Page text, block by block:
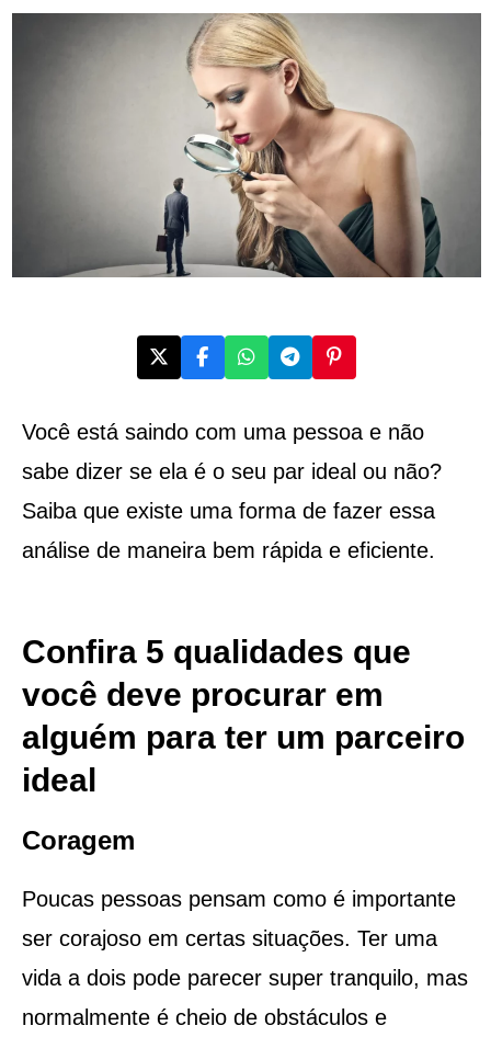
Você está saindo com uma pessoa e não
sabe dizer se ela é o seu par ideal ou não?
Saiba que existe uma forma de fazer essa
análise de maneira bem rápida e eficiente.
Confira 5 qualidades que
você deve procurar em
alguém para ter um parceiro
ideal
Coragem
Poucas pessoas pensam como é importante
ser corajoso em certas situações. Ter uma
vida a dois pode parecer super tranquilo, mas
normalmente é cheio de obstáculos e